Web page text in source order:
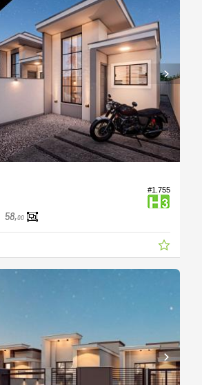
#1.755
58,00